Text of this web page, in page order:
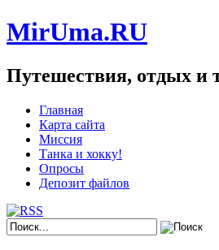
MirUma.RU
Путешествия, отдых и
Главная
Карта сайта
Миссия
Танка и хокку!
Опросы
Депозит файлов